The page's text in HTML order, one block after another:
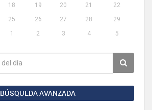
18 19 20 21
22
25 26 27 28
29
1 2 3 4 5
BÚSQUEDA AVANZADA